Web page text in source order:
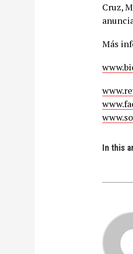
Cruz,
Más
In this